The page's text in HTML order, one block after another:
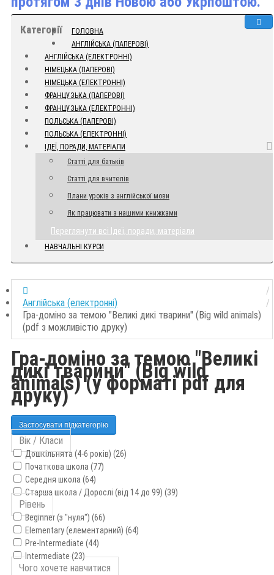
Категорії
ГОЛОВНА
АНГЛІЙСЬКА (ПАПЕРОВІ)
АНГЛІЙСЬКА (ЕЛЕКТРОННІ)
НІМЕЦЬКА (ПАПЕРОВІ)
НІМЕЦЬКА (ЕЛЕКТРОННІ)
ФРАНЦУЗЬКА (ПАПЕРОВІ)
ФРАНЦУЗЬКА (ЕЛЕКТРОННІ)
ПОЛЬСЬКА (ПАПЕРОВІ)
ПОЛЬСЬКА (ЕЛЕКТРОННІ)
ІДЕЇ, ПОРАДИ, МАТЕРІАЛИ
Статті для батьків
Статті для вчителів
Плани уроків з англійської мови
Як працювати з нашими книжками
Переглянути всі Ідеї, поради, матеріали
НАВЧАЛЬНІ КУРСИ
Англійська (електронні)
Гра-доміно за темою "Великі дикі тварини" (Big wild animals)
(pdf з можливістю друку)
Гра-доміно за темою "Великі
дикі тварини" (Big wild
animals) (у форматі pdf для
друку)
Застосувати підкатегорію
Вік / Класи
Дошкільнята (4-6 років) (26)
Початкова школа (77)
Середня школа (64)
Старша школа / Дорослі (від 14 до 99) (39)
Рівень
Beginner (з "нуля") (66)
Elementary (елементарний) (64)
Pre-Intermediate (44)
Intermediate (23)
Чого хочете навчитися